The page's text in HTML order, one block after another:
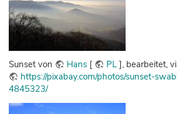
Sunset von Hans [ PL ], bearbeitet,
https://pixabay.com/photos/sunset-
4845323/